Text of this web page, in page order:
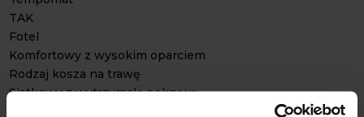
TAK
Fotel
Komfortowy z wysokim oparciem
Rodzaj kosza na trawę
Siatkowy z wytrzymałą pokrywą